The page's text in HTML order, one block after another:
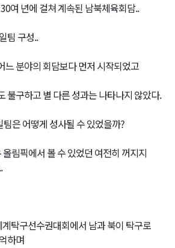
여 년에 걸쳐 계속된 남북체육회담..
팀 구성..
느 분야의 회담보다 먼저 시작되었고
불구하고 별 다른 성과는 나타나지 않았다.
은 어떻게 성사될 수 있었을까?
림픽에서 볼 수 있었던 여전히 꺼지지
탁구선수권대회에서 남과 북이 탁구로
하며